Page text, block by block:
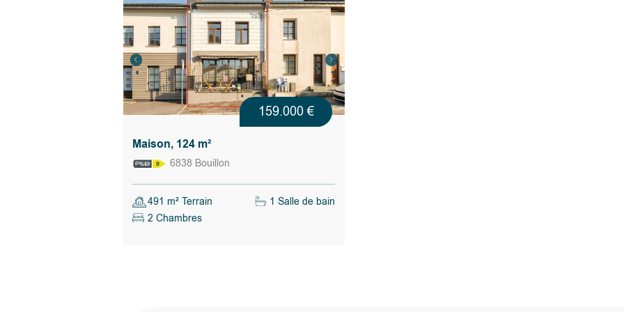
garage attenant.
- Travaux effectués en auto-construction par le vendeur;
- Raccordements à réaliser;
- Visite du chantier réalisée en septembre 2025 par
l'architecte en charge avec rédaction d'un compte rendu
détaillé de l'état d'avancement et des travaux de mise en
conformité à réaliser.
Calculer les droits d'enregistrement
159.000 €
Maison, 124 m²
6838 Bouillon
491 m² Terrain
1 Salle de bain
2 Chambres